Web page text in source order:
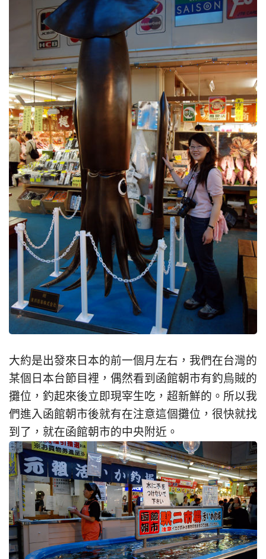
大約是出發來日本的前一個月左右，我們在台灣的
某個日本台節目裡，偶然看到函館朝市有釣烏賊的
攤位，釣起來後立即現宰生吃，超新鮮的。所以我
們進入函館朝市後就有在注意這個攤位，很快就找
到了，就在函館朝市的中央附近。